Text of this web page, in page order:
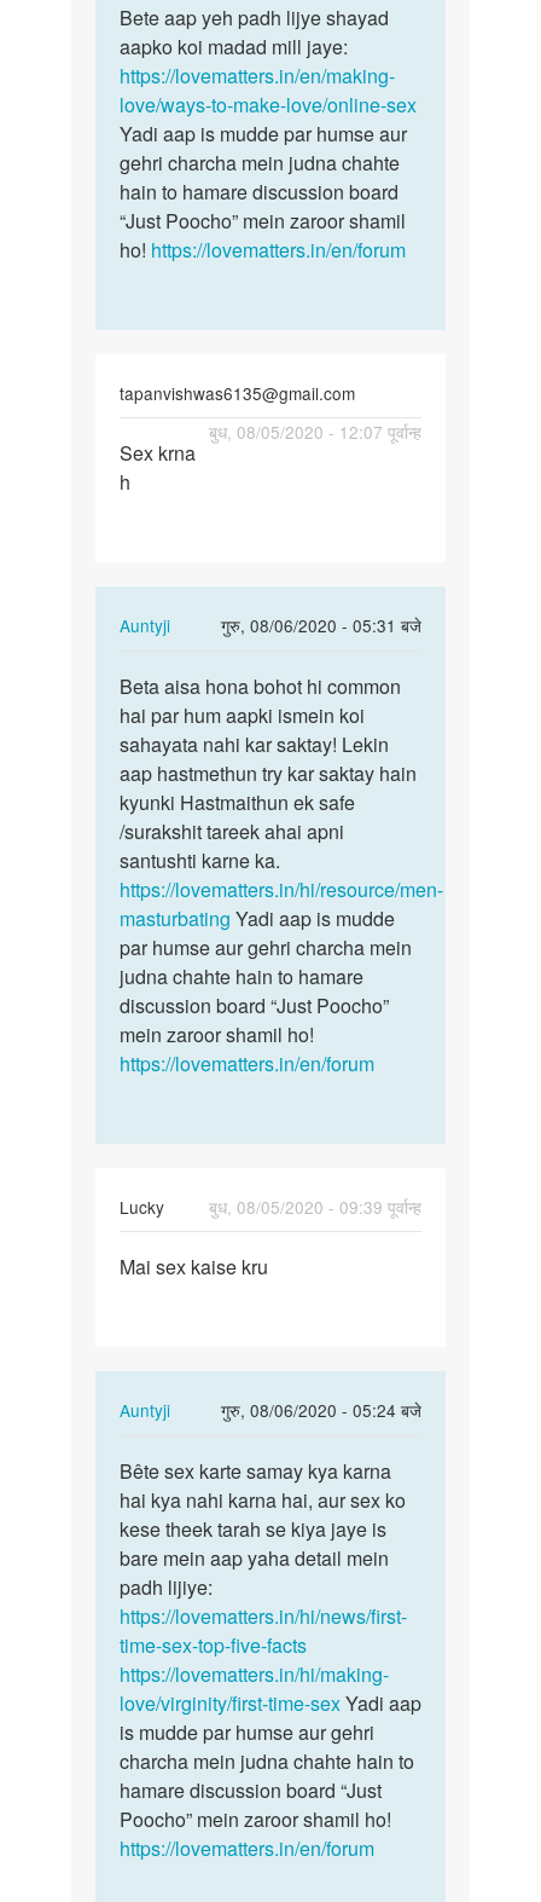
to
Online
sex
seva
by
Bagh
brother
Bete
aap
yeh
padh
lijye…
Bete aap yeh padh lijye shayad
aapko koi madad mill jaye:
https://lovematters.in/en/making-
love/ways-to-make-love/online-sex
Yadi aap is mudde par humse aur
gehri charcha mein judna chahte
hain to hamare discussion board
“Just Poocho” mein zaroor shamil
ho! https://lovematters.in/en/forum
tapanvishwas6135@gmail.com
बुध, 08/05/2020 - 12:07 पूर्वान्ह
Sex
krna
Sex krna
h
Auntyji
गुरु, 08/06/2020 - 05:31 बजे
In
to
Sex
krna
h
by
tapanvishwas6135@gmail.com
Beta
aisa
hona
bohot
hi…
Beta aisa hona bohot hi common
hai par hum aapki ismein koi
sahayata nahi kar saktay! Lekin
aap hastmethun try kar saktay hain
kyunki Hastmaithun ek safe
/surakshit tareek ahai apni
santushti karne ka.
https://lovematters.in/hi/resource/men-
masturbating Yadi aap is mudde
par humse aur gehri charcha mein
judna chahte hain to hamare
discussion board “Just Poocho”
mein zaroor shamil ho!
https://lovematters.in/en/forum
Lucky
बुध, 08/05/2020 - 09:39 पूर्वान्ह
Mai
Mai sex kaise kru
Auntyji
गुरु, 08/06/2020 - 05:24 बजे
In
to
Mai
sex
kaise
kru
by
Lucky
Bête
sex
karte
samay
kya…
Bête sex karte samay kya karna
hai kya nahi karna hai, aur sex ko
kese theek tarah se kiya jaye is
bare mein aap yaha detail mein
padh lijiye:
https://lovematters.in/hi/news/first-
time-sex-top-five-facts
https://lovematters.in/hi/making-
love/virginity/first-time-sexYadi aap
is mudde par humse aur gehri
charcha mein judna chahte hain to
hamare discussion board “Just
Poocho” mein zaroor shamil ho!
https://lovematters.in/en/forum